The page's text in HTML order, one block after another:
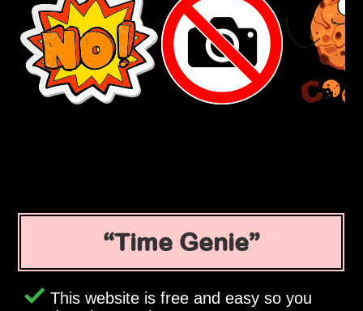
Time Genie
This website is free and easy so you